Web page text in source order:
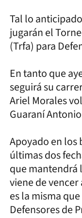
Tal lo
jugarán el
(Trfa) para
En tanto que
seguirá su
Ariel Morales
Guaraní
Apoyado en los
últimas dos
que
viene de vencer
es la misma
Defensores de